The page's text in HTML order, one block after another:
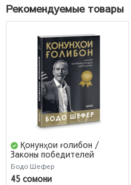
Рекомендуемые товары
Қонунҳои ғолибон /
Законы победителей
(Jahon.tj)
Бодо Шефер
45 сомони